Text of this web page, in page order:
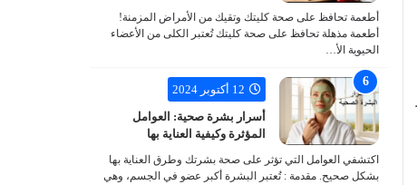
أطعمة تحافظ على صحة كليتك وتقيك من الأمراض المزمنة!
أطعمة مذهلة تحافظ على صحة كليتك تُعتبر الكلى من الأعضاء
الحيوية الأ…
12 أكتوبر 2024
أسرار بشرة صحية: العوامل
المؤثرة وكيفية العناية بها
اكتشفي العوامل التي تؤثر على صحة بشرتك وطرق العناية بها
بشكل صحيح. مقدمة : تُعتبر البشرة أكبر عضو في الجسم، وهي